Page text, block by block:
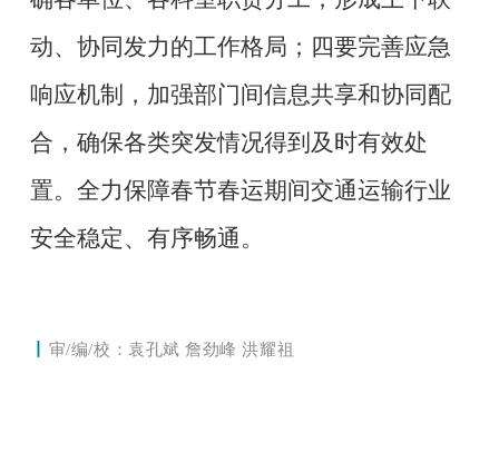
动、协同发力的工作格局；四要完善应急
响应机制，加强部门间信息共享和协同配
合，确保各类突发情况得到及时有效处
置。全力保障春节春运期间交通运输行业
安全稳定、有序畅通。
丨 审/编/校： 袁孔斌 詹劲峰 洪耀祖